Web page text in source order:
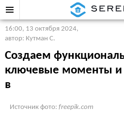
16:00, 13 октября 2024,
автор: Кутман С.
Создаем
ключевые моменты и
в
Источник фото: freepik.com